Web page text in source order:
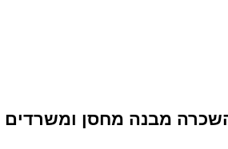
מבנה מחסן ומשרדים